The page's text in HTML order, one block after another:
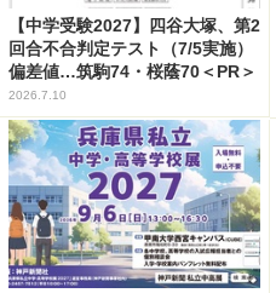
【中学受験2027】四谷大塚、第2
回合不合判定テスト（7/5実施）
偏差値…筑駒74・桜蔭70＜PR＞
2026.7.10